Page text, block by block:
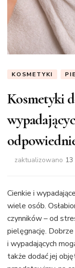
KOSMETYKI
Kosmetyki
zaktualizowano 13
Cienkie i
wiele osób.
czynników – od
pielęgnację.
i wypadających
także dodać jej